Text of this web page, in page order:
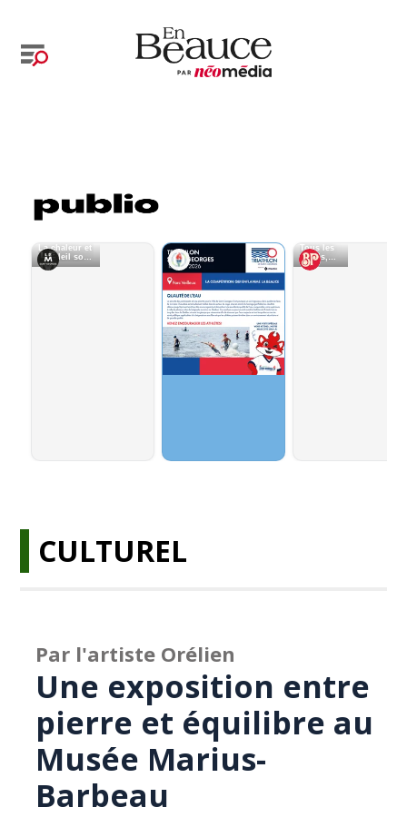
CULTUREL
Par l'artiste Orélien
Une exposition entre
pierre et équilibre au
Musée Marius-
Barbeau